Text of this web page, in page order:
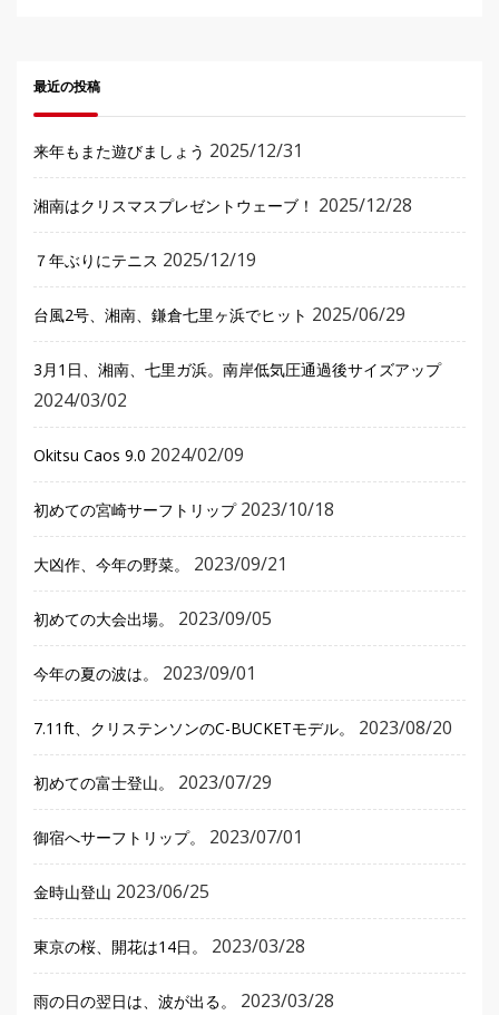
最近の投稿
来年もまた遊びましょう 2025/12/31
湘南はクリスマスプレゼントウェーブ！ 2025/12/28
７年ぶりにテニス 2025/12/19
台風2号、湘南、鎌倉七里ヶ浜でヒット 2025/06/29
3月1日、湘南、七里ガ浜。南岸低気圧通過後サイズアップ
2024/03/02
Okitsu Caos 9.0 2024/02/09
初めての宮崎サーフトリップ 2023/10/18
大凶作、今年の野菜。 2023/09/21
初めての大会出場。 2023/09/05
今年の夏の波は。 2023/09/01
7.11ft、クリステンソンのC-BUCKETモデル。 2023/08/20
初めての富士登山。 2023/07/29
御宿へサーフトリップ。 2023/07/01
金時山登山 2023/06/25
東京の桜、開花は14日。 2023/03/28
雨の日の翌日は、波が出る。 2023/03/28